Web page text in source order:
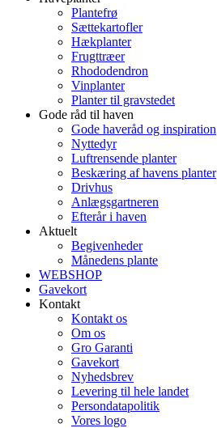
Plantefrø
Sættekartofler
Hækplanter
Frugttræer
Rhododendron
Vinplanter
Planter til gravstedet
Gode råd til haven
Gode haveråd og inspiration
Nyttedyr
Luftrensende planter
Beskæring af havens planter
Drivhus
Anlægsgartneren
Efterår i haven
Aktuelt
Begivenheder
Månedens plante
WEBSHOP
Gavekort
Kontakt
Kontakt os
Om os
Gro Garanti
Gavekort
Nyhedsbrev
Levering til hele landet
Persondatapolitik
Vores logo